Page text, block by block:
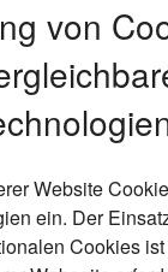
von
Website
ein. Der
Cookies